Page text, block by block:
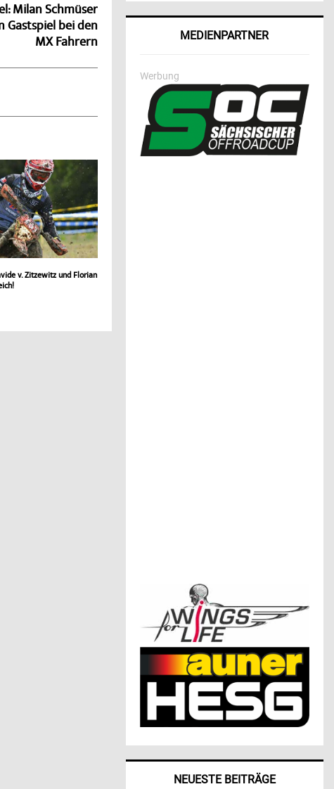
Milan Schmüser
Gastspiel bei den
MX Fahrern
v. Zitzewitz und Florian
MEDIENPARTNER
Werbung
NEUESTE BEITRÄGE